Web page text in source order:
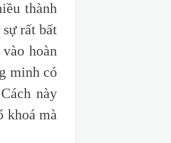
thành
rất bất
hoàn
minh có
này
khoá mà